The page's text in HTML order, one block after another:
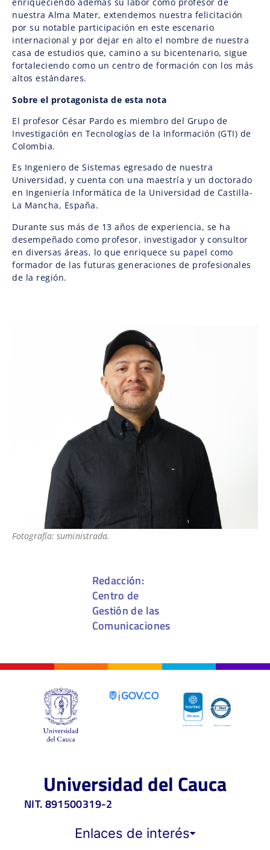
nuestra Alma Mater, extendemos nuestra felicitación
por su notable participación en este escenario
internacional y por dejar en alto el nombre de nuestra
casa de estudios que, camino a su bicentenario, sigue
fortaleciendo como un centro de formación con los más
altos estándares.
Sobre el protagonista de esta nota
El profesor César Pardo es miembro del Grupo de
Investigación en Tecnologías de la Información (GTI) de
Colombia.
Es Ingeniero de Sistemas egresado de nuestra
Universidad, y cuenta con una maestría y un doctorado
en Ingeniería Informática de la Universidad de Castilla-
La Mancha, España.
Durante sus más de 13 años de experiencia, se ha
desempeñado como profesor, investigador y consultor
en diversas áreas, lo que enriquece su papel como
formador de las futuras generaciones de profesionales
de la región.
Fotografía: suministrada.
Redacción:
Centro de
Gestión de las
Comunicaciones
Universidad del Cauca
NIT. 891500319-2
Enlaces de interés